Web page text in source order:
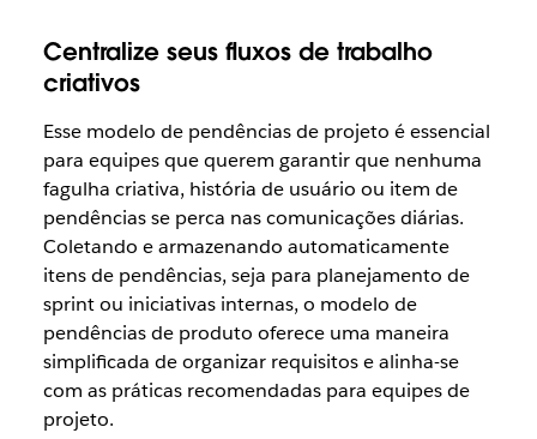
Centralize seus fluxos de trabalho
criativos
Esse modelo de pendências de projeto é essencial
para equipes que querem garantir que nenhuma
fagulha criativa, história de usuário ou item de
pendências se perca nas comunicações diárias.
Coletando e armazenando automaticamente
itens de pendências, seja para planejamento de
sprint ou iniciativas internas, o modelo de
pendências de produto oferece uma maneira
simplificada de organizar requisitos e alinha-se
com as práticas recomendadas para equipes de
projeto.